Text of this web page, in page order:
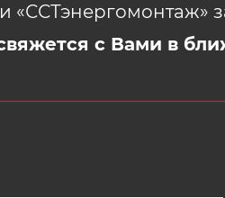
«ССТэнергомонтаж»
с Вами в